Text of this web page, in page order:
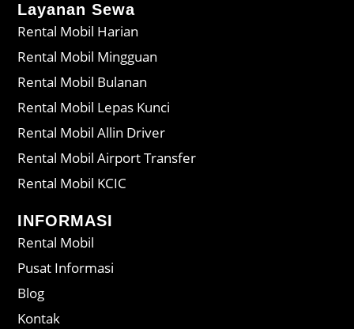
Layanan Sewa
Rental Mobil Harian
Rental Mobil Mingguan
Rental Mobil Bulanan
Rental Mobil Lepas Kunci
Rental Mobil Allin Driver
Rental Mobil Airport Transfer
Rental Mobil KCIC
INFORMASI
Rental Mobil
Pusat Informasi
Blog
Kontak